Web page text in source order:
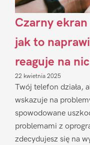
Czarny
jak to
reaguje na
22 kwietnia 2025
Twój telefon działa,
wskazuje na
spowodowane
problemami z
zdecydujesz się na